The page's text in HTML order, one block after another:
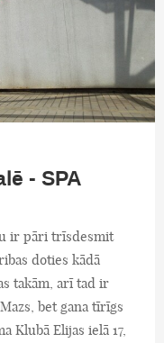
- SPA
ir pāri trīsdesmit
doties kādā
takām, arī tad ir
bet gana tīrīgs
Klubā Elijas ielā 17,